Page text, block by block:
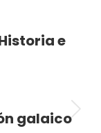
e
galaico